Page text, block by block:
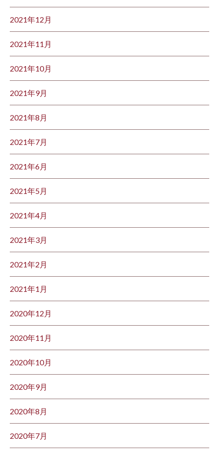
2021年12月
2021年11月
2021年10月
2021年9月
2021年8月
2021年7月
2021年6月
2021年5月
2021年4月
2021年3月
2021年2月
2021年1月
2020年12月
2020年11月
2020年10月
2020年9月
2020年8月
2020年7月